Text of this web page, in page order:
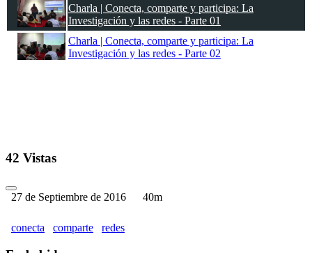
Charla | Conecta, comparte y participa: La
Investigación y las redes - Parte 01
Charla | Conecta, comparte y participa: La
Investigación y las redes - Parte 02
42 Vistas
27 de Septiembre de 2016 40m
conecta comparte redes